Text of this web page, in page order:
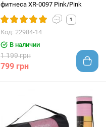
фитнеса XR-0097 Pink/Pink
1
Код: 22984-14
В наличии
1 199 грн
799 грн